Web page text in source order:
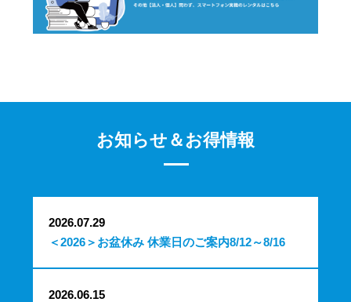
お知らせ＆お得情報
2026.07.29
＜2026＞お盆休み 休業日のご案内8/12～8/16
2026.06.15